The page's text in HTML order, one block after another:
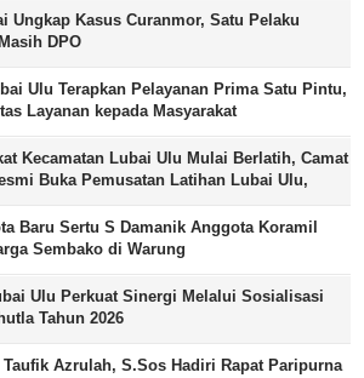
Ungkap Kasus Curanmor, Satu Pelaku
DPO
Ulu Terapkan Pelayanan Prima Satu Pintu,
Layanan kepada Masyarakat
Kecamatan Lubai Ulu Mulai Berlatih, Camat
Buka Pemusatan Latihan Lubai Ulu,
Baru Sertu S Damanik Anggota Koramil
Sembako di Warung
Ulu Perkuat Sinergi Melalui Sosialisasi
Tahun 2026
Azrulah, S.Sos Hadiri Rapat Paripurna